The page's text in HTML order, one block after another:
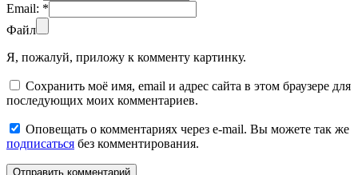
Email: *
Файл
Я, пожалуй, приложу к комменту картинку.
Сохранить моё имя, email и адрес сайта в этом браузере для
последующих моих комментариев.
Оповещать о комментариях через e-mail. Вы можете так же
подписаться без комментирования.